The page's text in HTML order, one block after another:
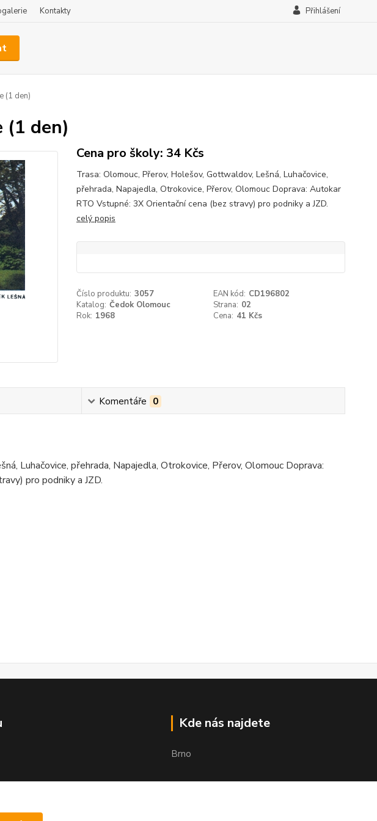
Kontakty Přihlášení
(1 den)
(1 den)
Cena pro školy: 34 Kčs
Trasa: Olomouc, Přerov, Holešov, Gottwaldov, Lešná, Luhačovice,
přehrada, Napajedla, Otrokovice, Přerov, Olomouc Doprava: Autokar
RTO Vstupné: 3X Orientační cena (bez stravy) pro podniky a JZD.
celý popis
Číslo produktu: 3057 EAN kód: CD196802
Katalog: Čedok Olomouc Strana: 02
Rok: 1968 Cena: 41 Kčs
Komentáře 0
Luhačovice, přehrada, Napajedla, Otrokovice, Přerov, Olomouc Doprava:
pro podniky a JZD.
Kde nás najdete
Brno